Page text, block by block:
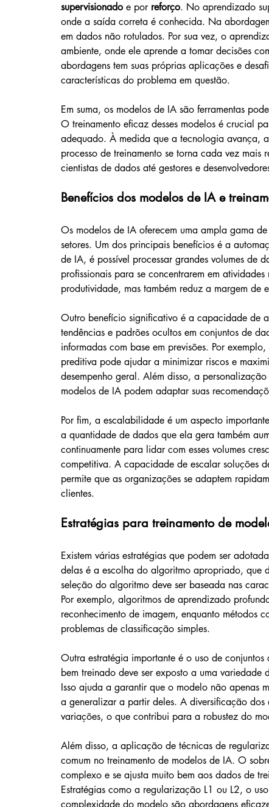
supervisionado e por reforço. No aprendizado
onde a saída correta é conhecida. Na
em dados não rotulados. Por sua vez, o
ambiente, onde ele aprende a tomar decisões
abordagens tem suas próprias aplicações e
características do problema em questão.
Em suma, os modelos de IA são ferramentas
O treinamento eficaz desses modelos é crucial
adequado. À medida que a tecnologia avança,
processo de treinamento se torna cada vez mais
cientistas de dados até gestores e
Benefícios dos modelos de IA e
Os modelos de IA oferecem uma ampla gama
setores. Um dos principais benefícios é a
de IA, é possível processar grandes volumes de
profissionais para se concentrarem em
produtividade, mas também reduz a margem de
Outro benefício significativo é a capacidade de
tendências e padrões ocultos em conjuntos de
informadas com base em previsões. Por
preditiva pode ajudar a minimizar riscos e
desempenho geral. Além disso, a
modelos de IA podem adaptar suas
Por fim, a escalabilidade é um aspecto
a quantidade de dados que ela gera também
continuamente para lidar com esses volumes
competitiva. A capacidade de escalar soluções
permite que as organizações se adaptem
clientes.
Estratégias para treinamento de
Existem várias estratégias que podem ser
delas é a escolha do algoritmo apropriado, que
seleção do algoritmo deve ser baseada nas
Por exemplo, algoritmos de aprendizado
reconhecimento de imagem, enquanto métodos
problemas de classificação simples.
Outra estratégia importante é o uso de
bem treinado deve ser exposto a uma
Isso ajuda a garantir que o modelo não apenas
a generalizar a partir deles. A diversificação
variações, o que contribui para a robustez do
Além disso, a aplicação de técnicas de
comum no treinamento de modelos de IA. O
complexo e se ajusta muito bem aos dados de
Estratégias como a regularização L1 ou L2, o
complexidade do modelo são abordagens